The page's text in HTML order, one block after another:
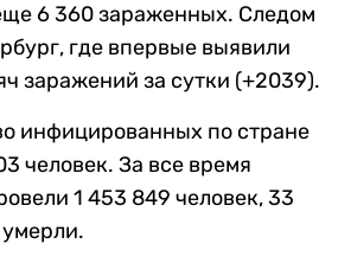
6 360 зараженных. Следом
где впервые выявили
заражений за сутки (+2039).
инфицированных по стране
человек. За все время
1 453 849 человек, 33